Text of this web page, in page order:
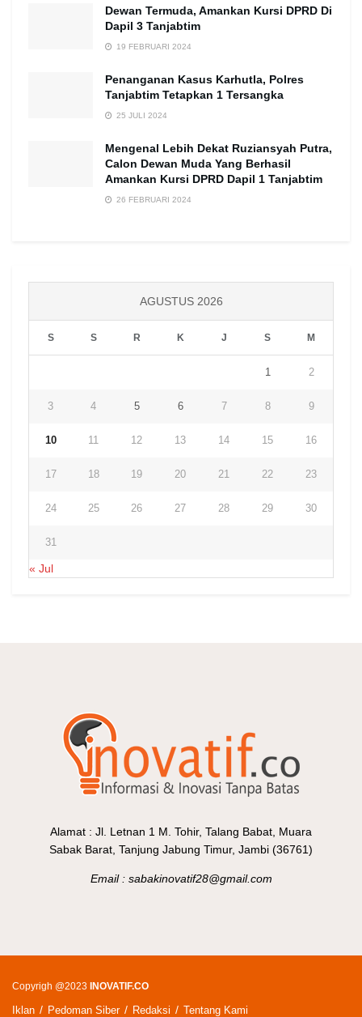
Dewan Termuda, Amankan Kursi DPRD Di
Dapil 3 Tanjabtim
19 FEBRUARI 2024
Penanganan Kasus Karhutla, Polres
Tanjabtim Tetapkan 1 Tersangka
25 JULI 2024
Mengenal Lebih Dekat Ruziansyah Putra,
Calon Dewan Muda Yang Berhasil
Amankan Kursi DPRD Dapil 1 Tanjabtim
26 FEBRUARI 2024
AGUSTUS 2026
S S R K J S M
1 2
3 4 5 6 7 8 9
10 11 12 13 14 15 16
17 18 19 20 21 22 23
24 25 26 27 28 29 30
31
« Jul
Alamat : Jl. Letnan 1 M. Tohir, Talang Babat, Muara
Sabak Barat, Tanjung Jabung Timur, Jambi (36761)
Email : sabakinovatif28@gmail.com
Copyrigh @2023 INOVATIF.CO
Iklan Pedoman Siber Redaksi Tentang Kami